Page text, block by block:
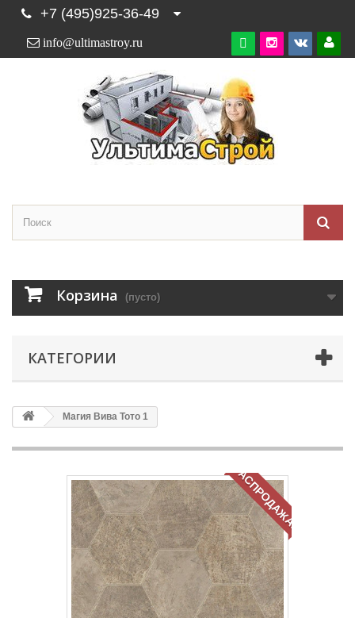
+7 (495)925-36-49

info@ultimastroy.ru
Корзина (пусто)
КАТЕГОРИИ
Магия Вива Тото 1
РАСПРОДАЖА!